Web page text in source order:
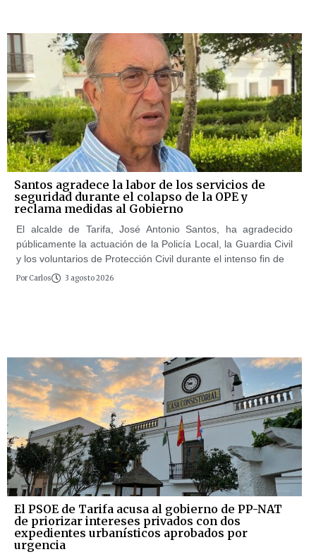
Santos agradece la labor de los servicios de
seguridad durante el colapso de la OPE y
reclama medidas al Gobierno
El alcalde de Tarifa, José Antonio Santos, ha agradecido
públicamente la actuación de la Policía Local, la Guardia Civil
y los voluntarios de Protección Civil durante el intenso fin de
Por Carlos 3 agosto 2026
El PSOE de Tarifa acusa al gobierno de PP-NAT
de priorizar intereses privados con dos
expedientes urbanísticos aprobados por
urgencia